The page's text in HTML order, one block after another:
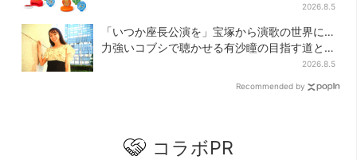
2026.8.5
「いつか座長公演を」宝塚から演歌の世界に…
力強いコブシで聴かせる有沙瞳の目指す道と
2026.8.5
Recommended by
コラボPR